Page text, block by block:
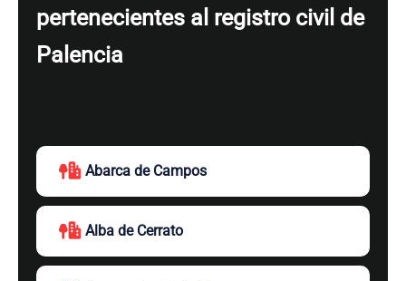
pertenecientes al registro civil de
Palencia
Abarca de Campos
Alba de Cerrato